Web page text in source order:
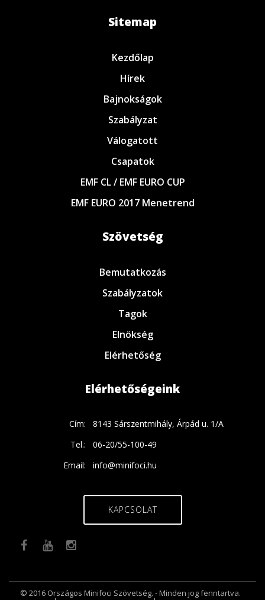
Sitemap
Kezdőlap
Hírek
Bajnokságok
Szabályzat
Válogatott
Csapatok
EMF CL / EMF EURO CUP
EMF EURO 2017 Menetrend
Szövetség
Bemutatkozás
Szabályzatok
Tagok
Elnökség
Elérhetőség
Elérhetőségeink
Cím:
8143 Sárszentmihály, Árpád u. 1/A
Tel.:
06-20/55-100-49
Email:
info@minifoci.hu
KAPCSOLAT
© 2016 Országos Minifoci Szövetség. - Minden jog fenntartva.